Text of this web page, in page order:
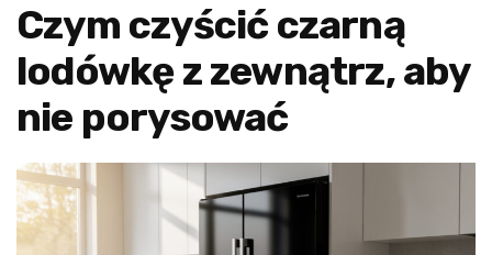
Czym czyścić czarną
lodówkę z zewnątrz, aby
nie porysować